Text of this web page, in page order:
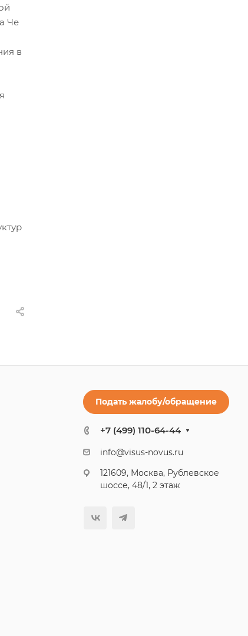
Че
в
Подать жалобу/обращение
+7 (499) 110-64-44
info@visus-novus.ru
121609, Москва, Рублевское
шоссе, 48/1, 2 этаж